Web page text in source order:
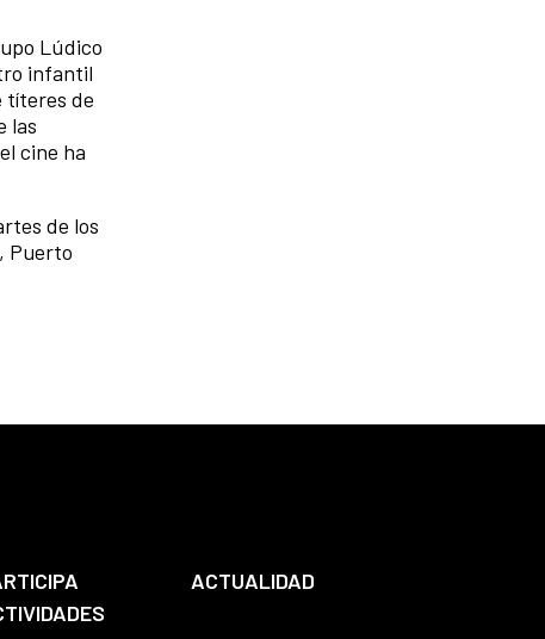
Lúdico
infantil
títeres de
las
cine ha
de los
Puerto
ACTUALIDAD